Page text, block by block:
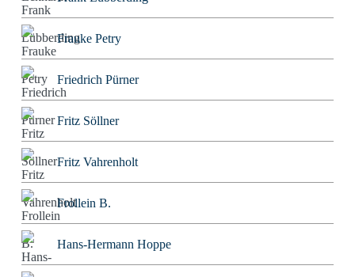
Frauke Petry
Friedrich Pürner
Fritz Söllner
Fritz Vahrenholt
Frollein B.
Hans-Hermann Hoppe